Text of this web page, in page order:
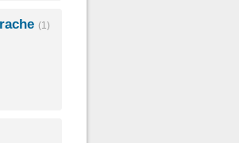
(1)